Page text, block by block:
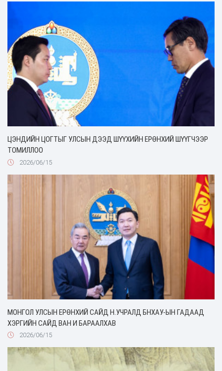
ЦЭНДИЙН ЦОГТЫГ УЛСЫН ДЭЭД ШҮҮХИЙН ЕРӨНХИЙ ШҮҮГЧЭЭР
ТОМИЛЛОО
2026/06/15
МОНГОЛ УЛСЫН ЕРӨНХИЙ САЙД Н.УЧРАЛД БНХАУ-ЫН ГАДААД
ХЭРГИЙН САЙД ВАН И БАРААЛХАВ
2026/06/15